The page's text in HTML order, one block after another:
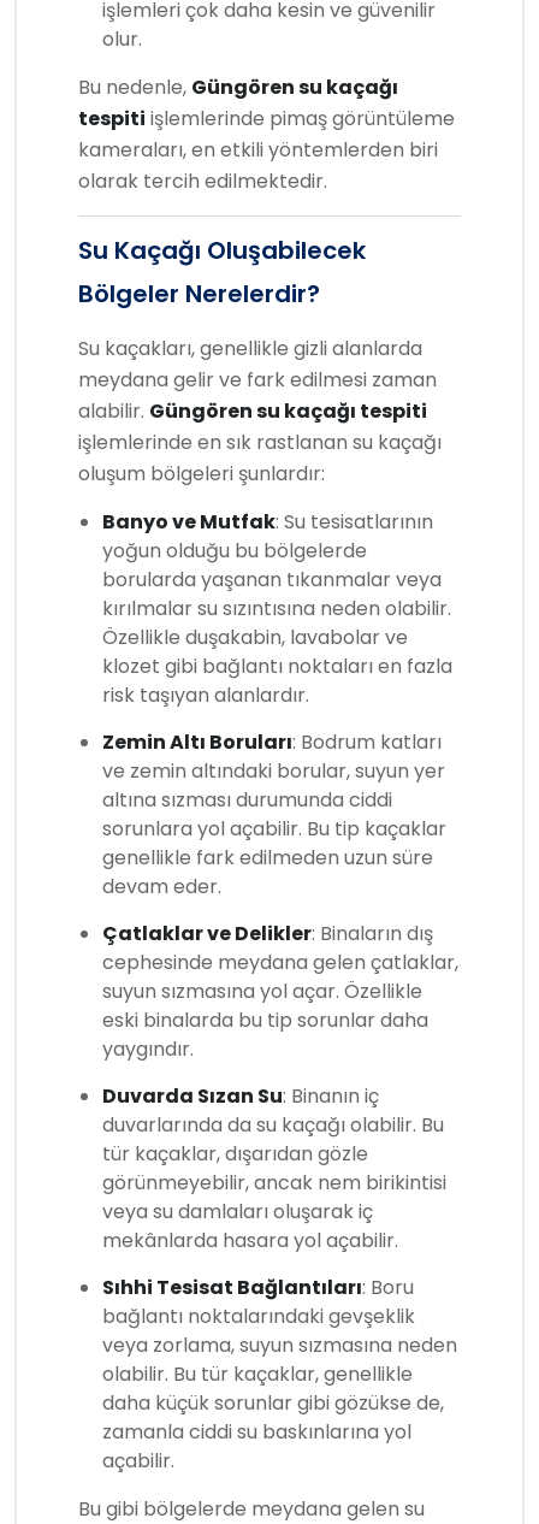
işlemleri çok daha kesin ve güvenilir
olur.
Bu nedenle, Güngören su kaçağı
tespiti işlemlerinde pimaş görüntüleme
kameraları, en etkili yöntemlerden biri
olarak tercih edilmektedir.
Su Kaçağı Oluşabilecek
Bölgeler Nerelerdir?
Su kaçakları, genellikle gizli alanlarda
meydana gelir ve fark edilmesi zaman
alabilir. Güngören su kaçağı tespiti
işlemlerinde en sık rastlanan su kaçağı
oluşum bölgeleri şunlardır:
Banyo ve Mutfak: Su tesisatlarının
yoğun olduğu bu bölgelerde
borularda yaşanan tıkanmalar veya
kırılmalar su sızıntısına neden olabilir.
Özellikle duşakabin, lavabolar ve
klozet gibi bağlantı noktaları en fazla
risk taşıyan alanlardır.
Zemin Altı Boruları: Bodrum katları
ve zemin altındaki borular, suyun yer
altına sızması durumunda ciddi
sorunlara yol açabilir. Bu tip kaçaklar
genellikle fark edilmeden uzun süre
devam eder.
Çatlaklar ve Delikler: Binaların dış
cephesinde meydana gelen çatlaklar,
suyun sızmasına yol açar. Özellikle
eski binalarda bu tip sorunlar daha
yaygındır.
Duvarda Sızan Su: Binanın iç
duvarlarında da su kaçağı olabilir. Bu
tür kaçaklar, dışarıdan gözle
görünmeyebilir, ancak nem birikintisi
veya su damlaları oluşarak iç
mekânlarda hasara yol açabilir.
Sıhhi Tesisat Bağlantıları: Boru
bağlantı noktalarındaki gevşeklik
veya zorlama, suyun sızmasına neden
olabilir. Bu tür kaçaklar, genellikle
daha küçük sorunlar gibi gözükse de,
zamanla ciddi su baskınlarına yol
açabilir.
Bu gibi bölgelerde meydana gelen su